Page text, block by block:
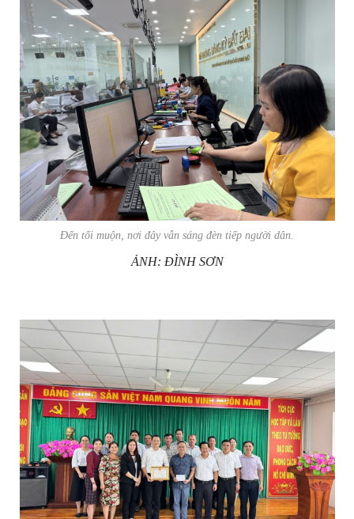
Đến tối muộn, nơi đây vẫn sáng đèn tiếp người dân.
ẢNH: ĐÌNH SƠN